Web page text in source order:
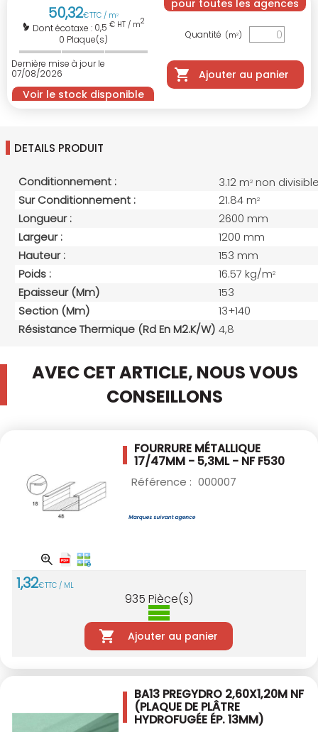
50,32€TTC / m2
Dont écotaxe : 0,5 € HT / m2
0 Plaque(s)
Dernière mise à jour le
07/08/2026
Voir le stock disponible
pour toutes les agences
Quantité (m2)
Ajouter au panier
DETAILS PRODUIT
Conditionnement : 3.12 m2 non
Sur Conditionnement :
21.84 m2
Longueur :
2600 mm
Largeur :
1200 mm
Hauteur :
153 mm
Poids :
16.57 kg/m2
Epaisseur (mm)
153
Section (mm)
13+140
Résistance Thermique (Rd En M2.K/W) 4,8
AVEC CET ARTICLE, NOUS VOUS
CONSEILLONS
FOURRURE MÉTALLIQUE
17/47MM - 5,3ML - NFF530
Référence : 000007
1,32€TTC / ML
935 Pièce(s)
Ajouter au panier
BA13 PREGYDRO 2,60X1,20M NF
(PLAQUE DE PLÂTRE
HYDROFUGÉE ÉP. 13MM)